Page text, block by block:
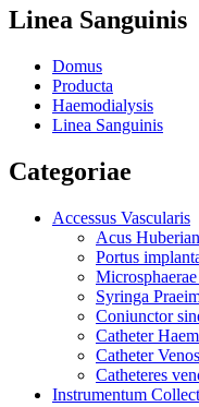
Linea Sanguinis
Domus
Producta
Haemodialysis
Linea Sanguinis
Categoriae
Accessus Vascularis
Acus
Portus
Syringa
Coniunctor
Catheter
Catheter
Catheteres
Instrumentum